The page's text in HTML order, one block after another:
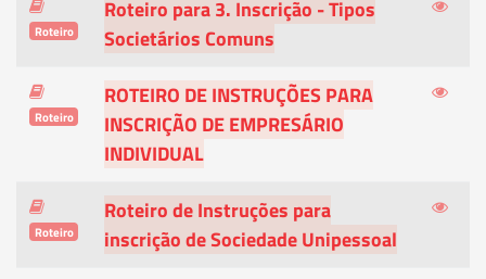
Roteiro
Roteiro para 3. Inscrição - Tipos
Societários Comuns
Roteiro
ROTEIRO DE INSTRUÇÕES PARA
INSCRIÇÃO DE EMPRESÁRIO
INDIVIDUAL
Roteiro
Roteiro de Instruções para
inscrição de Sociedade Unipessoal